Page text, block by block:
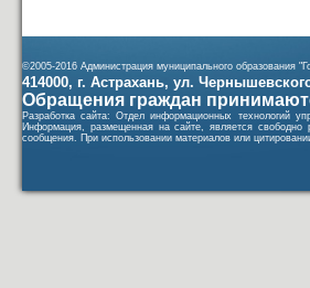
©2005-2016 Администрация муниципального образования
414000, г. Астрахань, ул.
Обращения граждан
Разработка сайта: Отдел информационных технологий
Информация, размещенная на сайте, является свободно
сообщения. При использовании материалов или